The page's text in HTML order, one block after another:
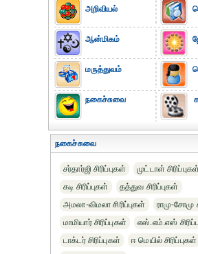
அறிவியல்
ஆன்மிகம்
மருத்துவம்
நகைச்சுவை
நகைச்சுவை
சர்தார்ஜி சிரிப்புகள்
முட்டாள் சிரிப்புகள்
கடி சிரிப்புகள்
தத்துவ சிரிப்புகள்
அமலா-விமலா சிரிப்புகள்
ராமு-சோமு
மாமியார் சிரிப்புகள்
எஸ்.எம்.எஸ்
டாக்டர் சிரிப்புகள்
ஈ மெயில் சிரிப்புகள்